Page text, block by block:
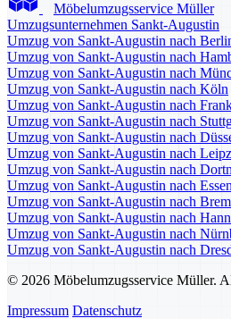
Möbelumzugsservice Müller
Umzugsunternehmen Sankt-Augustin
Umzug von Sankt-Augustin nach
Umzug von Sankt-Augustin nach
Umzug von Sankt-Augustin nach
Umzug von Sankt-Augustin nach Köln
Umzug von Sankt-Augustin nach
Umzug von Sankt-Augustin nach
Umzug von Sankt-Augustin nach
Umzug von Sankt-Augustin nach
Umzug von Sankt-Augustin nach
Umzug von Sankt-Augustin nach Essen
Umzug von Sankt-Augustin nach
Umzug von Sankt-Augustin nach
Umzug von Sankt-Augustin nach
Umzug von Sankt-Augustin nach
© 2026 Möbelumzugsservice Müller.
Impressum Datenschutz